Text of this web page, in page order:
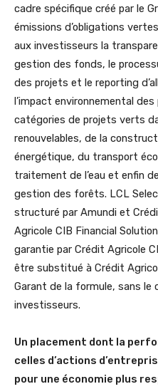
cadre spécifique créé par le
émissions d’obligations
aux investisseurs la
gestion des fonds, le
des projets et le reporting
l’impact environnemental
catégories de projets verts
renouvelables, de la
énergétique, du transport
traitement de l’eau et enfin
gestion des forêts. LCL
structuré par Amundi et
Agricole CIB Financial
garantie par Crédit Agricole
être substitué à Crédit
Garant de la formule, sans le
investisseurs.
Un placement dont la
celles d’actions
pour une économie plus